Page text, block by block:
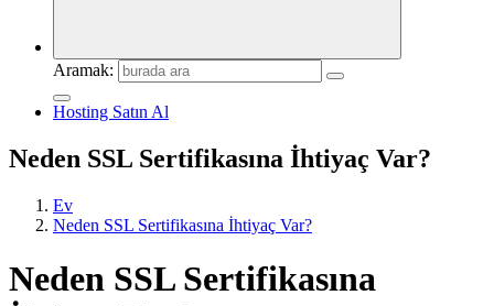
Aramak:
Hosting Satın Al
Neden SSL Sertifikasına İhtiyaç Var?
Ev
Neden SSL Sertifikasına İhtiyaç Var?
Neden SSL Sertifikasına